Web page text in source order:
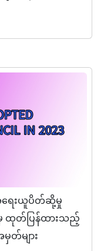
ရေးယူပိတ်ဆို့မှု
မှ ထုတ်ပြန်ထားသည့်
တ်များ